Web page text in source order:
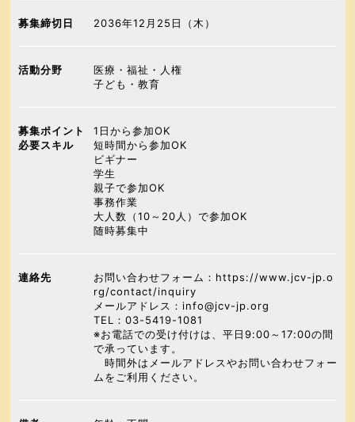
募集締切日 2036年12月25日（木）
活動分野
医療・福祉・人権
子ども・教育
募集ポイント
必要スキル
1日から参加OK
短時間から参加OK
ビギナー
学生
親子で参加OK
事務作業
大人数（10～20人）で参加OK
随時募集中
連絡先
お問い合わせフォーム：https://www.jcv-jp.o
rg/contact/inquiry
メールアドレス：info@jcv-jp.org
TEL：03-5419-1081
※お電話での受け付けは、平日9:00～17:00の間
で承っています。
時間外はメールアドレスやお問い合わせフォー
ムをご利用ください。